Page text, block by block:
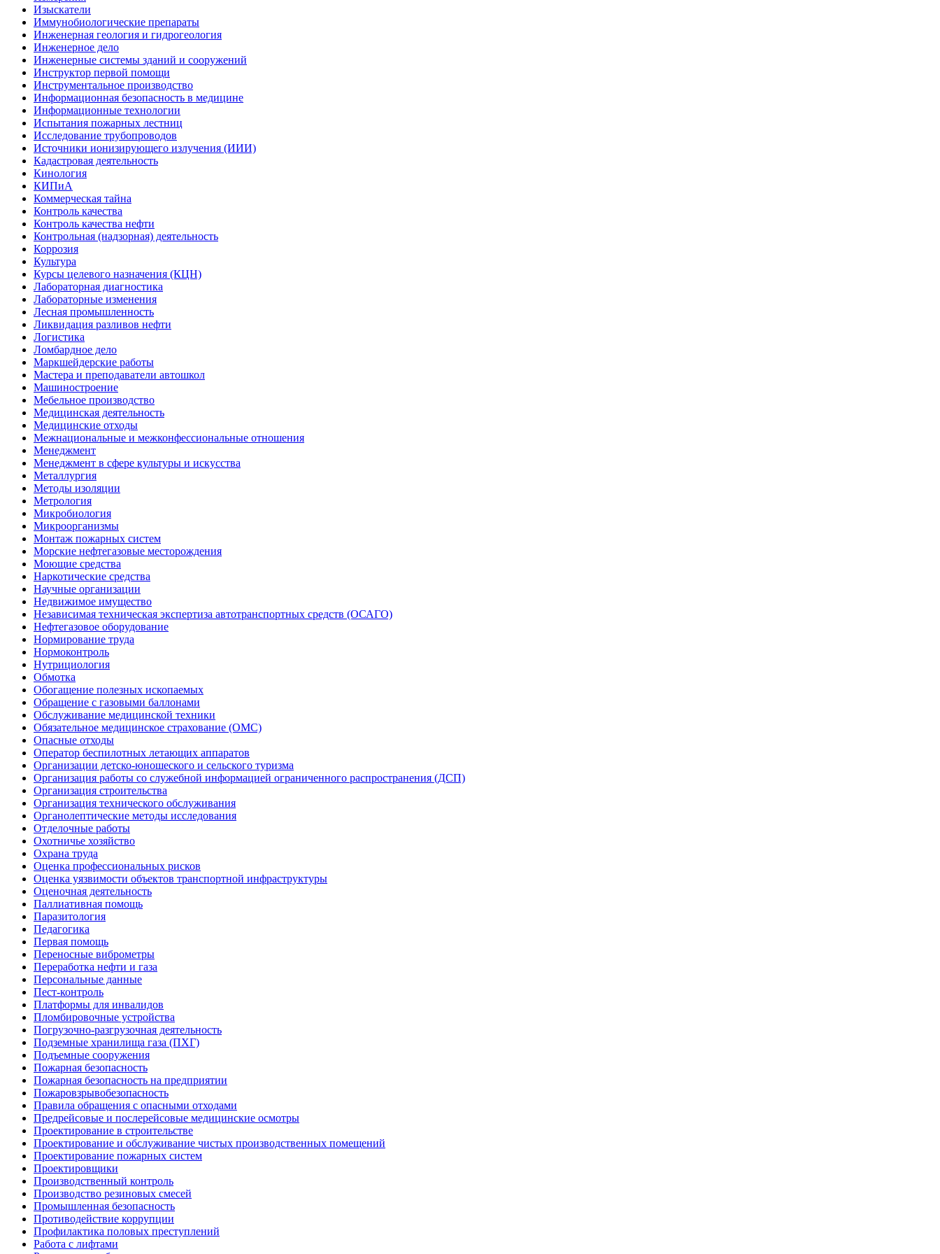
Изыскатели
Иммунобиологические препараты
Инженерная геология и гидрогеология
Инженерное дело
Инженерные системы зданий и сооружений
Инструктор первой помощи
Инструментальное производство
Информационная безопасность в медицине
Информационные технологии
Испытания пожарных лестниц
Исследование трубопроводов
Источники ионизирующего излучения (ИИИ)
Кадастровая деятельность
Кинология
КИПиА
Коммерческая тайна
Контроль качества
Контроль качества нефти
Контрольная (надзорная) деятельность
Коррозия
Культура
Курсы целевого назначения (КЦН)
Лабораторная диагностика
Лабораторные изменения
Лесная промышленность
Ликвидация разливов нефти
Логистика
Ломбардное дело
Маркшейдерские работы
Мастера и преподаватели автошкол
Машиностроение
Мебельное производство
Медицинская деятельность
Медицинские отходы
Межнациональные и межконфессиональные отношения
Менеджмент
Менеджмент в сфере культуры и искусства
Металлургия
Методы изоляции
Метрология
Микробиология
Микроорганизмы
Монтаж пожарных систем
Морские нефтегазовые месторождения
Моющие средства
Наркотические средства
Научные организации
Недвижимое имущество
Независимая техническая экспертиза автотранспортных средств (ОСАГО)
Нефтегазовое оборудование
Нормирование труда
Нормоконтроль
Нутрициология
Обмотка
Обогащение полезных ископаемых
Обращение с газовыми баллонами
Обслуживание медицинской техники
Обязательное медицинское страхование (ОМС)
Опасные отходы
Оператор беспилотных летающих аппаратов
Организации детско-юношеского и сельского туризма
Организация работы со служебной информацией ограниченного распространения (ДСП)
Организация строительства
Организация технического обслуживания
Органолептические методы исследования
Отделочные работы
Охотничье хозяйство
Охрана труда
Оценка профессиональных рисков
Оценка уязвимости объектов транспортной инфраструктуры
Оценочная деятельность
Паллиативная помощь
Паразитология
Педагогика
Первая помощь
Переносные виброметры
Переработка нефти и газа
Персональные данные
Пест-контроль
Платформы для инвалидов
Пломбировочные устройства
Погрузочно-разгрузочная деятельность
Подземные хранилища газа (ПХГ)
Подъемные сооружения
Пожарная безопасность
Пожарная безопасность на предприятии
Пожаровзрывобезопасность
Правила обращения с опасными отходами
Предрейсовые и послерейсовые медицинские осмотры
Проектирование в строительстве
Проектирование и обслуживание чистых производственных помещений
Проектирование пожарных систем
Проектировщики
Производственный контроль
Производство резиновых смесей
Промышленная безопасность
Противодействие коррупции
Профилактика половых преступлений
Работа с лифтами